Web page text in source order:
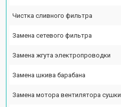
Чистка сливного фильтра
Замена сетевого фильтра
Замена жгута электропроводки
Замена шкива барабана
Замена мотора вентилятора сушки